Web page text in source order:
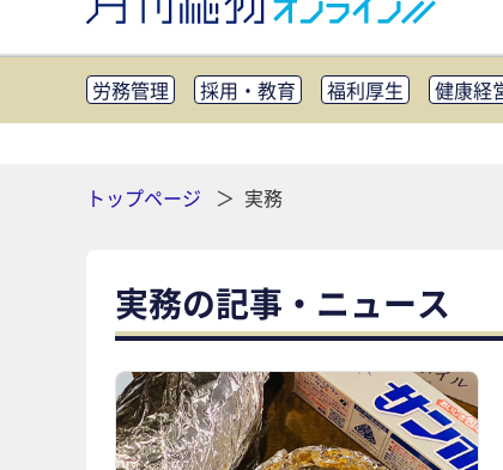
労務管理 採用・教育 福利厚生 健康経
知財管理
リスクマネジメント・BCP 社
助
トップページ
実務
実務の記事・ニュース